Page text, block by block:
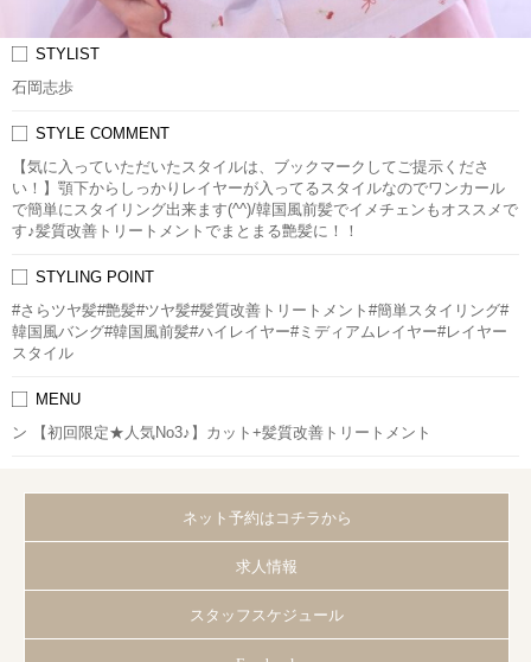
STYLIST
石岡志歩
STYLE COMMENT
【気に入っていただいたスタイルは、ブックマークしてご提示くださ
い！】顎下からしっかりレイヤーが入ってるスタイルなのでワンカール
で簡単にスタイリング出来ます(^^)/韓国風前髪でイメチェンもオススメで
す♪髪質改善トリートメントでまとまる艶髪に！！
STYLING POINT
#さらツヤ髪#艶髪#ツヤ髪#髪質改善トリートメント#簡単スタイリング#
韓国風バング#韓国風前髪#ハイレイヤー#ミディアムレイヤー#レイヤー
スタイル
MENU
ン 【初回限定★人気No3♪】カット+髪質改善トリートメント
ネット予約はコチラから
求人情報
スタッフスケジュール